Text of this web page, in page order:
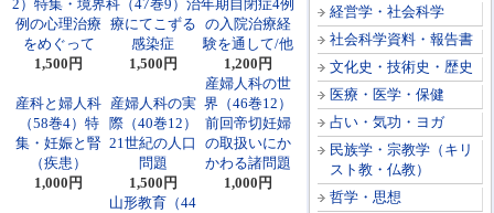
経営学・社会科学
社会科学資料・報告書
文化史・技術史・歴史
医療・医学・保健
占い・気功・ヨガ
民族学・宗教学（キリ
スト教・仏教）
哲学・思想
2）特集・境界
例の心理治療
をめぐって
1,500円
科（47巻9）治
療にてこずる
感染症
1,500円
年期自閉症4例
の入院治療経
験を通して/他
1,200円
産科と婦人科
（58巻4）特
集・妊娠と腎
（疾患）
1,000円
産婦人科の実
際（40巻12）
21世紀の人口
問題
1,500円
産婦人科の世
界（46巻12）
前回帝切妊婦
の取扱いにか
かわる諸問題
1,000円
山形教育（44